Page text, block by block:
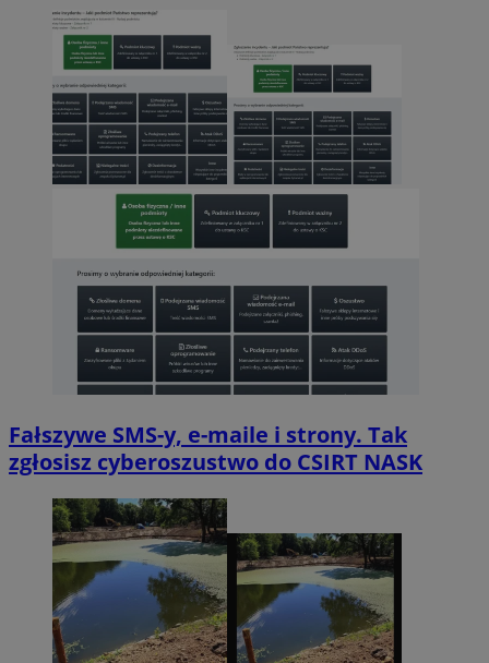
Fałszywe SMS-y, e-maile i strony. Tak
zgłosisz cyberoszustwo do CSIRT NASK